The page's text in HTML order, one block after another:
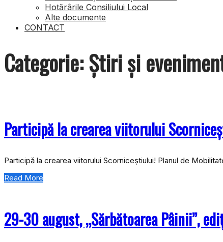
Hotărârile Consiliului Local
Alte documente
CONTACT
Categorie:Ştiri şi
Participă la crearea viitorului
Participă la crearea viitorului Scorniceștiului! Planul de
Read More
29-30 august, „Sărbătoarea Pâinii”,